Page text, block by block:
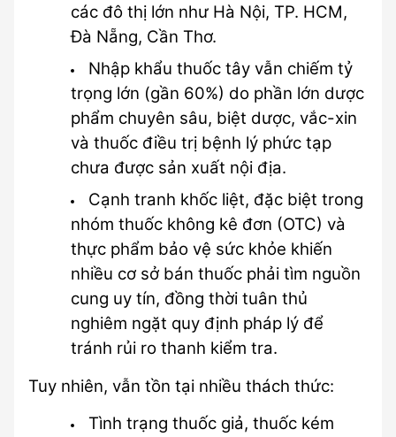
các đô thị lớn như Hà Nội, TP. HCM,
Đà Nẵng, Cần Thơ.
Nhập khẩu thuốc tây vẫn chiếm tỷ
trọng lớn (gần 60%) do phần lớn dược
phẩm chuyên sâu, biệt dược, vắc-xin
và thuốc điều trị bệnh lý phức tạp
chưa được sản xuất nội địa.
Cạnh tranh khốc liệt, đặc biệt trong
nhóm thuốc không kê đơn (OTC) và
thực phẩm bảo vệ sức khỏe khiến
nhiều cơ sở bán thuốc phải tìm nguồn
cung uy tín, đồng thời tuân thủ
nghiêm ngặt quy định pháp lý để
tránh rủi ro thanh kiểm tra.
Tuy nhiên, vẫn tồn tại nhiều thách thức:
Tình trạng thuốc giả, thuốc kém